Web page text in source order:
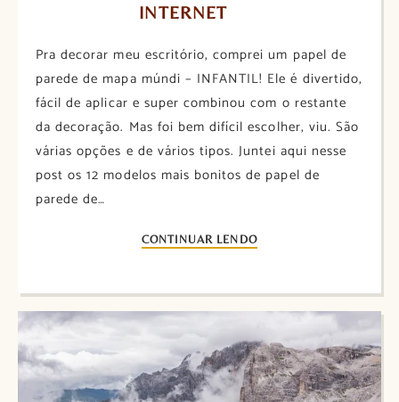
INTERNET
Pra decorar meu escritório, comprei um papel de
parede de mapa múndi – INFANTIL! Ele é divertido,
fácil de aplicar e super combinou com o restante
da decoração. Mas foi bem difícil escolher, viu. São
várias opções e de vários tipos. Juntei aqui nesse
post os 12 modelos mais bonitos de papel de
parede de…
CONTINUAR LENDO